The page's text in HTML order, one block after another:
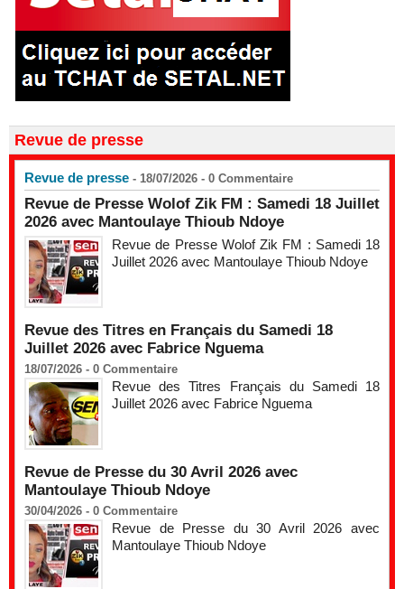
Revue de presse
Revue de presse - 18/07/2026 - 0 Commentaire
Revue de Presse Wolof Zik FM : Samedi 18 Juillet
2026 avec Mantoulaye Thioub Ndoye
Revue de Presse Wolof Zik FM : Samedi 18
Juillet 2026 avec Mantoulaye Thioub Ndoye
Revue des Titres en Français du Samedi 18
Juillet 2026 avec Fabrice Nguema
18/07/2026 - 0 Commentaire
Revue des Titres Français du Samedi 18
Juillet 2026 avec Fabrice Nguema
Revue de Presse du 30 Avril 2026 avec
Mantoulaye Thioub Ndoye
30/04/2026 - 0 Commentaire
Revue de Presse du 30 Avril 2026 avec
Mantoulaye Thioub Ndoye